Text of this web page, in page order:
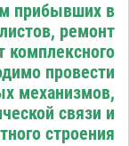
прибывших в
ремонт
комплексного
провести
механизмов,
связи и
строения